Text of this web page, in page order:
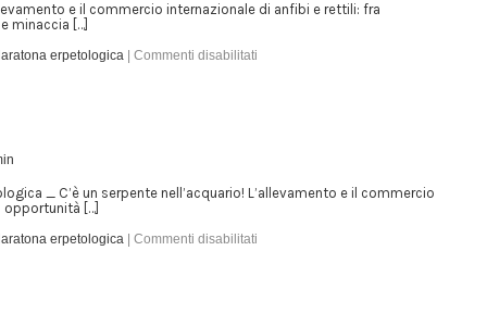
e il commercio internazionale di anfibi e rettili: fra
minaccia […]
erpetologica Commenti disabilitati
_ C’è un serpente nell’acquario! L’allevamento e il commercio
[…]
erpetologica Commenti disabilitati